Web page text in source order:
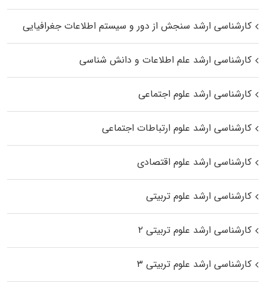
کارشناسی ارشد سنجش از دور و سیستم اطلاعات جغرافیایی
کارشناسی ارشد علم اطلاعات و دانش شناسی
کارشناسی ارشد علوم اجتماعی
کارشناسی ارشد علوم ارتباطات اجتماعی
کارشناسی ارشد علوم اقتصادی
کارشناسی ارشد علوم تربیتی
کارشناسی ارشد علوم تربیتی ۲
کارشناسی ارشد علوم تربیتی ۳